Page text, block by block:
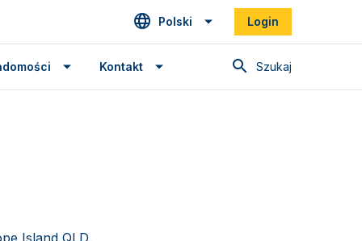
Polski Login
Szukaj
Kontakt
Island QLD,